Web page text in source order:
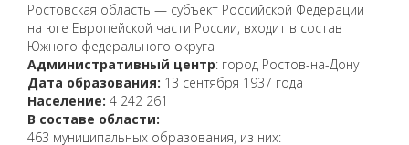
Ростовская область — субъект Российской Федерации
на юге Европейской части России, входит в состав
Южного федерального округа
Административный центр: город Ростов-на-Дону
Дата образования: 13 сентября 1937 года
Население: 4 242 261
В составе области:
463 муниципальных образования, из них: